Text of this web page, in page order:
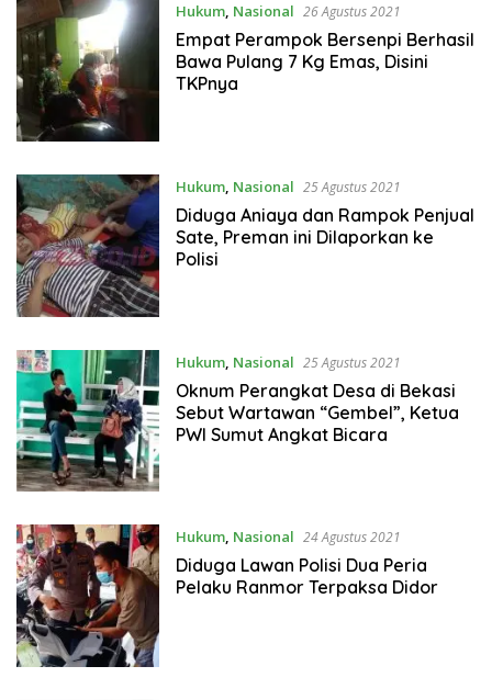
Hukum, Nasional 26 Agustus 2021
Empat Perampok Bersenpi Berhasil
Bawa Pulang 7 Kg Emas, Disini
TKPnya
Hukum, Nasional 25 Agustus 2021
Diduga Aniaya dan Rampok Penjual
Sate, Preman ini Dilaporkan ke
Polisi
Hukum, Nasional 25 Agustus 2021
Oknum Perangkat Desa di Bekasi
Sebut Wartawan “Gembel”, Ketua
PWI Sumut Angkat Bicara
Hukum, Nasional 24 Agustus 2021
Diduga Lawan Polisi Dua Peria
Pelaku Ranmor Terpaksa Didor